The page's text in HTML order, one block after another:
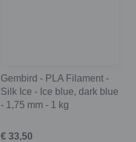
Gembird - PLA Filament -
Silk Ice - Ice blue, dark blue
- 1,75 mm - 1 kg
€ 33,50